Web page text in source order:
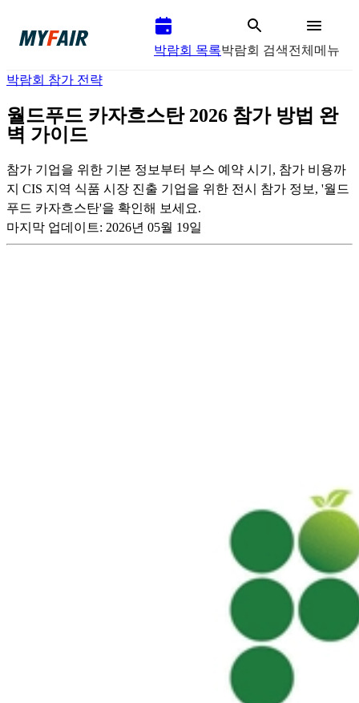
박람회 목록박람회 검색전체메뉴
박람회 참가 전략
월드푸드 카자흐스탄 2026 참가 방법 완
벽 가이드
참가 기업을 위한 기본 정보부터 부스 예약 시기, 참가 비용까
지 CIS 지역 식품 시장 진출 기업을 위한 전시 참가 정보, '월드
푸드 카자흐스탄'을 확인해 보세요.
마지막 업데이트: 2026년 05월 19일